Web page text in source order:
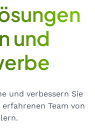
und
und verbessern Sie
Team von